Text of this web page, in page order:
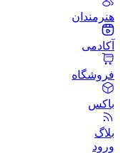
هنرمندان
آکادمی
فروشگاه
باکس
بلاگ
ورود